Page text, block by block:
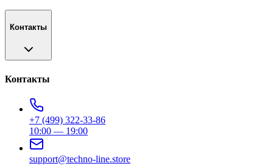
Контакты
Контакты
+7 (499) 322-33-86
10:00 — 19:00
support@techno-line.store